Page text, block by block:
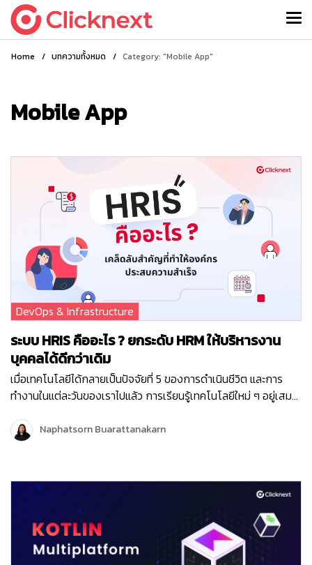
Home / บทความทั้งหมด / Category: "Mobile App"
Mobile App
DevOps & Infrastructure
ระบบ HRIS คืออะไร ? ยกระดับ HRM ให้บริหารงาน
บุคคลได้ดีกว่าเดิม
เมื่อเทคโนโลยีได้กลายเป็นปัจจัยที่ 5 ของการดำเนินชีวิต และการ
ทำงานในแต่ละวันของเราไปแล้ว การเรียนรู้เทคโนโลยีใหม่ ๆ อยู่เสมอ
สูงสุดในทุก ๆ ด้าน ทั้งประโยชน์ในการดำเนินชิวิตประจำวัน การ
ทำงาน และการดำเนินธุรกิจ และจะทำให้เราไม่ตกเทรนด์ค่ะ หลาย ๆ
Naphatsorn Buarattanakarn